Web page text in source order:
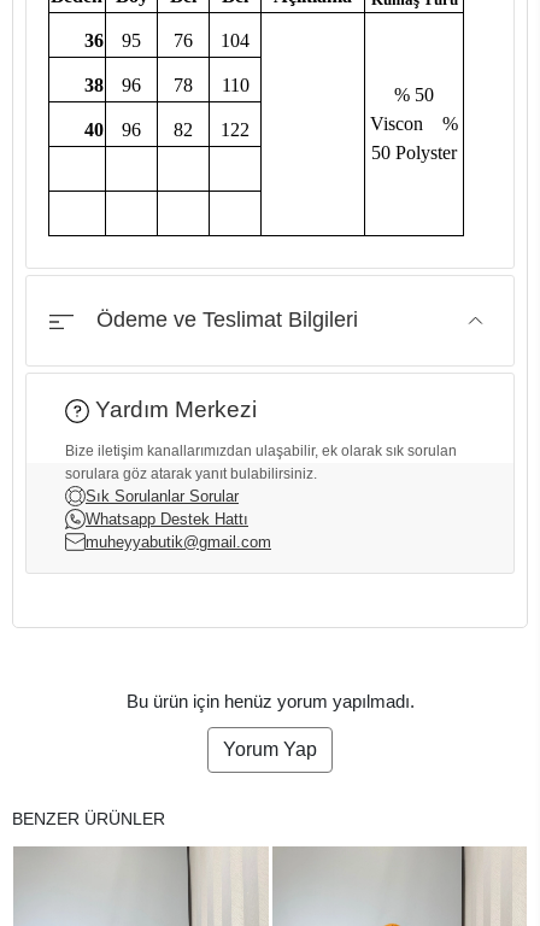
36 95 76 104
% 50
Viscon %
50 Polyster
38 96 78 110
40 96 82 122
Ödeme ve Teslimat Bilgileri
Yardım Merkezi
Bize iletişim kanallarımızdan ulaşabilir, ek olarak sık sorulan
sorulara göz atarak yanıt bulabilirsiniz.
Sık Sorulanlar Sorular
Whatsapp Destek Hattı
muheyyabutik@gmail.com
Bu ürün için henüz yorum yapılmadı.
Yorum Yap
BENZER ÜRÜNLER